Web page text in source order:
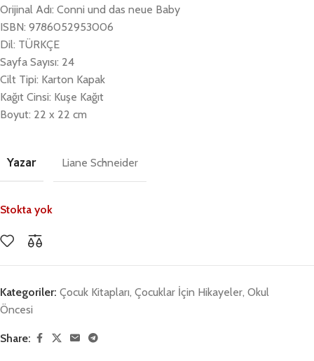
Orijinal Adı: Conni und das neue Baby
ISBN: 9786052953006
Dil: TÜRKÇE
Sayfa Sayısı: 24
Cilt Tipi: Karton Kapak
Kağıt Cinsi: Kuşe Kağıt
Boyut: 22 x 22 cm
Yazar Liane Schneider
Stokta yok
Kategoriler: Çocuk Kitapları, Çocuklar İçin Hikayeler, Okul
Öncesi
Share: